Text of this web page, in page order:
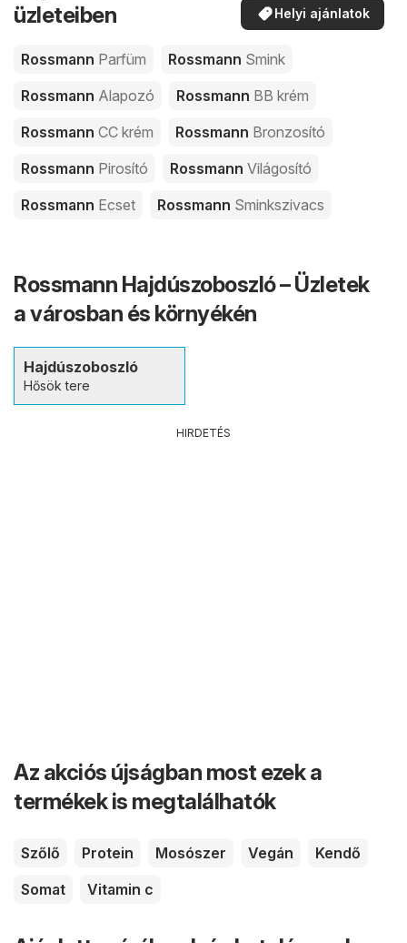
Helyi ajánlatok
üzleteiben
Rossmann Parfüm Rossmann Smink
Rossmann Alapozó Rossmann BB krém
Rossmann CC krém Rossmann Bronzosító
Rossmann Pirosító Rossmann Világosító
Rossmann Ecset Rossmann Sminkszivacs
Rossmann Hajdúszoboszló – Üzletek
a városban és környékén
Hajdúszoboszló
Hősök tere
HIRDETÉS
Az akciós újságban most ezek a
termékek is megtalálhatók
Szőlő Protein Mosószer Vegán
Kendő
Somat
Vitamin c